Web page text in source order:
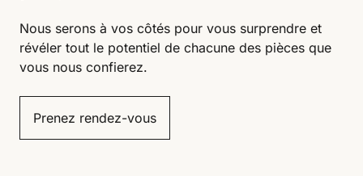
Nous serons à vos côtés pour vous surprendre et
révéler tout le potentiel de chacune des pièces que
vous nous confierez.
Prenez rendez-vous